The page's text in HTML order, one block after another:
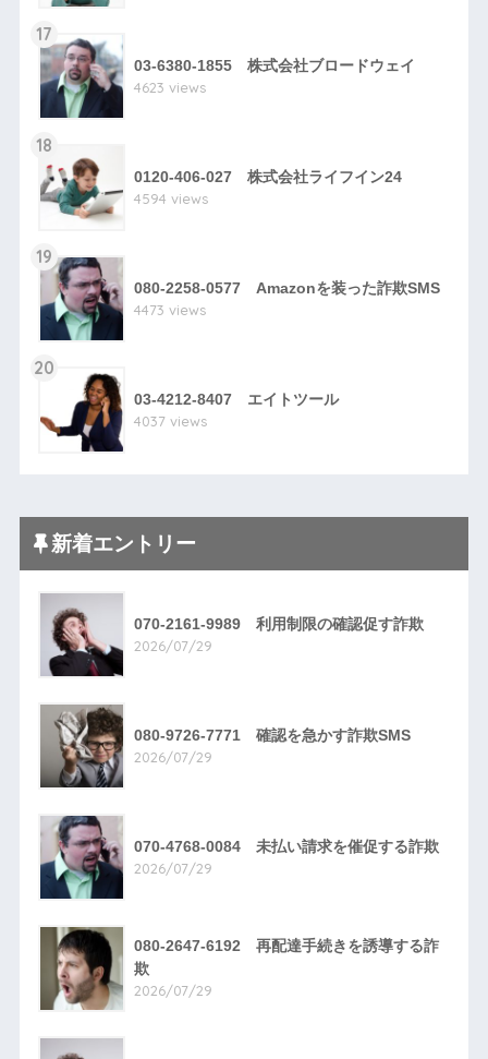
17
03-6380-1855 株式会社ブロードウェイ
4623 views
18
0120-406-027 株式会社ライフイン24
4594 views
19
080-2258-0577 Amazonを装った詐欺SMS
4473 views
20
03-4212-8407 エイトツール
4037 views
新着エントリー
070-2161-9989 利用制限の確認促す詐欺
2026/07/29
080-9726-7771 確認を急かす詐欺SMS
2026/07/29
070-4768-0084 未払い請求を催促する詐欺
2026/07/29
080-2647-6192 再配達手続きを誘導する詐
欺
2026/07/29